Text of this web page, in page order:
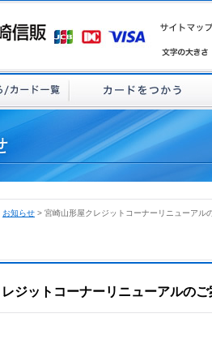
お知らせ > 宮崎山形屋クレジットコーナーリニューアル
ジットコーナーリニューアルのご